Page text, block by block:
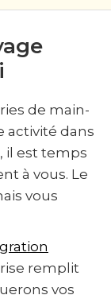
de main-
activité dans
il est temps
à vous. Le
vous
remplit
vos